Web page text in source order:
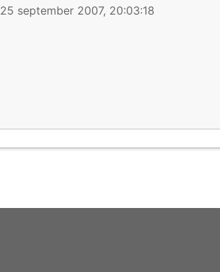
25 september 2007, 20:03:18